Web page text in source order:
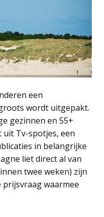
een
wordt uitgepakt.
gezinnen en 55+
uit Tv-spotjes, een
in belangrijke
liet direct al van
twee weken) zijn
prijsvraag waarmee